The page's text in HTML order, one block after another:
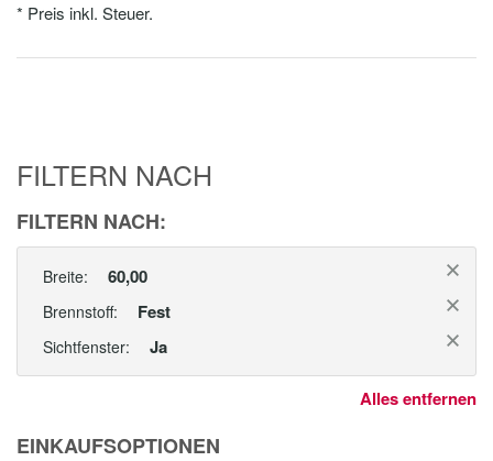
* Preis inkl. Steuer.
FILTERN NACH
FILTERN NACH:
Breite: 60,00
Brennstoff: Fest
Sichtfenster: Ja
Alles entfernen
EINKAUFSOPTIONEN